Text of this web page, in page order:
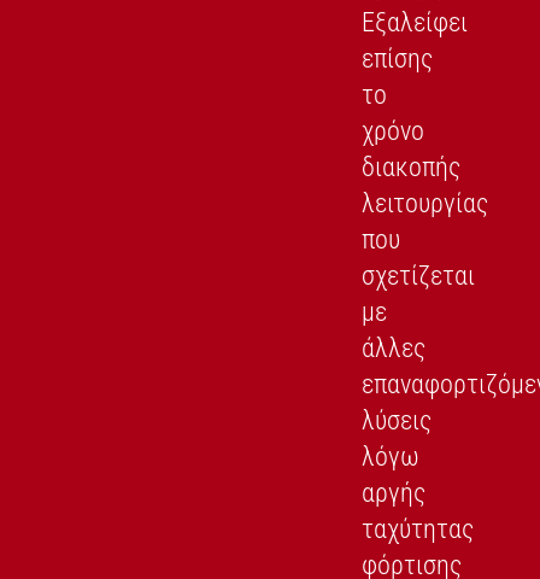
Εξαλείφει
επίσης
το
χρόνο
διακοπής
λειτουργίας
που
σχετίζεται
με
άλλες
λύσεις
λόγω
αργής
ταχύτητας
φόρτισης